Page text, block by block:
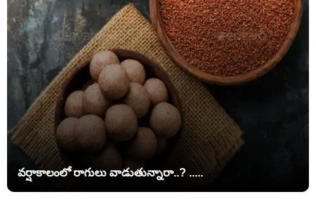
వర్షాకాలంలో రాగులు వాడుతున్నారా..? .....